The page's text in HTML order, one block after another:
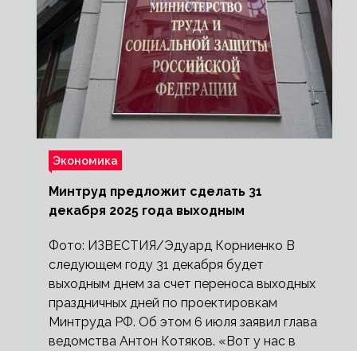
Экономика
Минтруд предложит сделать 31
декабря 2025 года выходным
Фото: ИЗВЕСТИЯ/Эдуард Корниенко В
следующем году 31 декабря будет
выходным днем за счет переноса выходных
праздничных дней по проектировкам
Минтруда РФ. Об этом 6 июля заявил глава
ведомства Антон Котяков. «Вот у нас в